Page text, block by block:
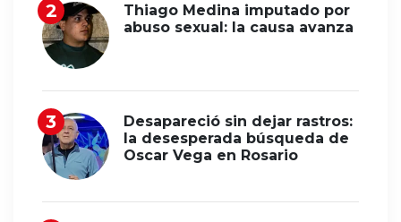
Thiago Medina imputado por
abuso sexual: la causa avanza
Desapareció sin dejar rastros:
la desesperada búsqueda de
Oscar Vega en Rosario